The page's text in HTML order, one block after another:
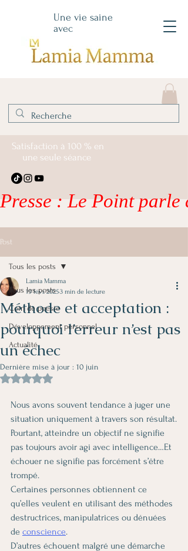
Une vie saine
avec
Satisfaction à 100 % en
une seule séance
Presse : Le Point
Post
Tous les posts
Coin de poésie
Développement personnel
Actualité
Tous les posts
Méthode et acceptation :
pourquoi l’erreur n’est pas
un échec
Lamia Mamma
19 févr. 20253 min de lecture
Dernière mise à jour : 10 juin
Noté NaN étoiles sur 5.
Nous avons souvent tendance à juger une
situation uniquement à travers son résultat.
Pourtant, atteindre un objectif ne signifie
pas toujours avoir agi avec intelligence…Et
échouer ne signifie pas forcément s’être
trompé.
Certaines personnes obtiennent ce
qu’elles veulent en utilisant des méthodes
destructrices, manipulatrices ou dénuées
de conscience.
D’autres échouent malgré une démarche